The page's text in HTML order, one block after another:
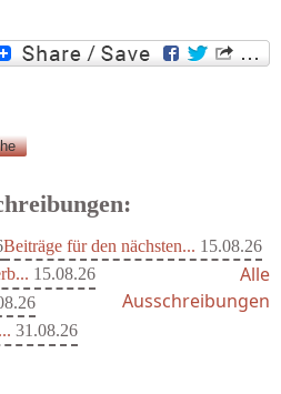
Beiträge für den nächsten... 15.08.26
15.08.26
31.08.26
Alle
Ausschreibungen